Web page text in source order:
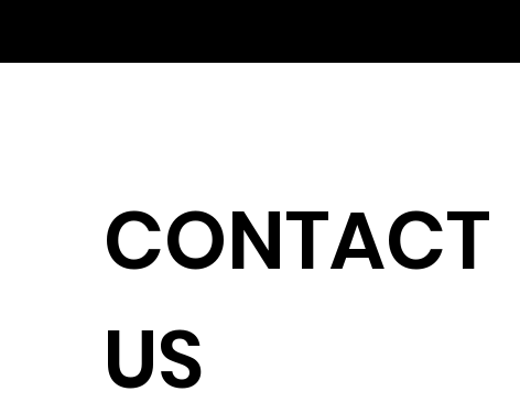
CONTACT
US